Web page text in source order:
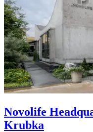
Novolife
Krubka